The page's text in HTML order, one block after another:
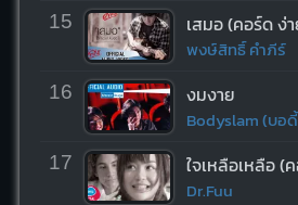
15 เสมอ (คอร์ด ง่
พงษ์สิทธิ์ คำภีร์
16 งมงาย
Bodyslam (บอ
17 ใจเหลือเหลือ (
Dr.Fuu